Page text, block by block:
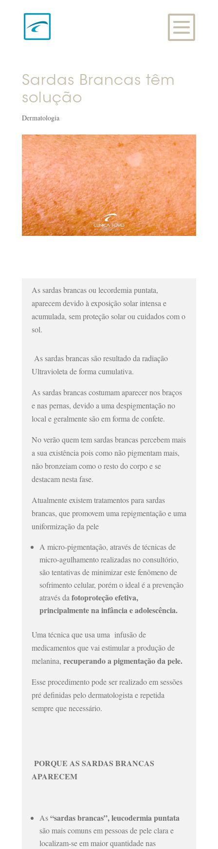
Sardas Brancas têm
solução
Dermatologia
As sardas brancas ou lecordemia puntata,
aparecem devido à exposição solar intensa e
acumulada, sem proteção solar ou cuidados com o
sol.
As sardas brancas são resultado da radiação
Ultravioleta de forma cumulativa.
As sardas brancas costumam aparecer nos braços
e nas pernas, devido a uma despigmentação no
local e geralmente são em forma de confete.
No verão quem tem sardas brancas percebem mais
a sua existência pois como não pigmentam mais,
não bronzeiam como o resto do corpo e se
destacam nesta fase.
Atualmente existem tratamentos para sardas
brancas, que promovem uma repigmentação e uma
uniformização da pele
A micro-pigmentação, através de técnicas de
micro-agulhamento realizadas no consultório,
são tentativas de minimizar este fenômeno de
sofrimento celular, porém o ideal é a prevenção
através da fotoproteção efetiva,
principalmente na infância e adolescência.
Uma técnica que usa uma infusão de
medicamentos que vai estimular a produção de
melanina, recuperando a pigmentação da pele.
Esse procedimento pode ser realizado em sessões
pré definidas pelo dermatologista e repetida
sempre que necessário.
PORQUE AS SARDAS BRANCAS
APARECEM
As“sardas brancas”, leucodermia puntata
são mais comuns em pessoas de pele clara e
localizam-se em maior quantidade nas